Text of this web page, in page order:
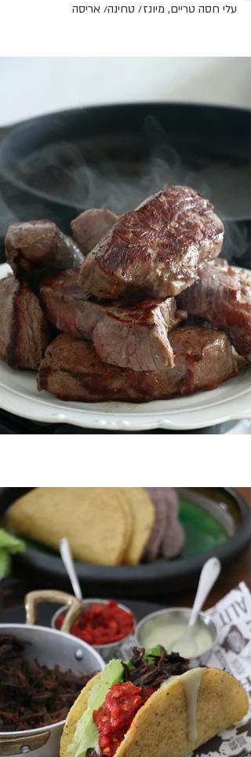
עלי חסה טריים, מיונז/ טחינה/ אריסה